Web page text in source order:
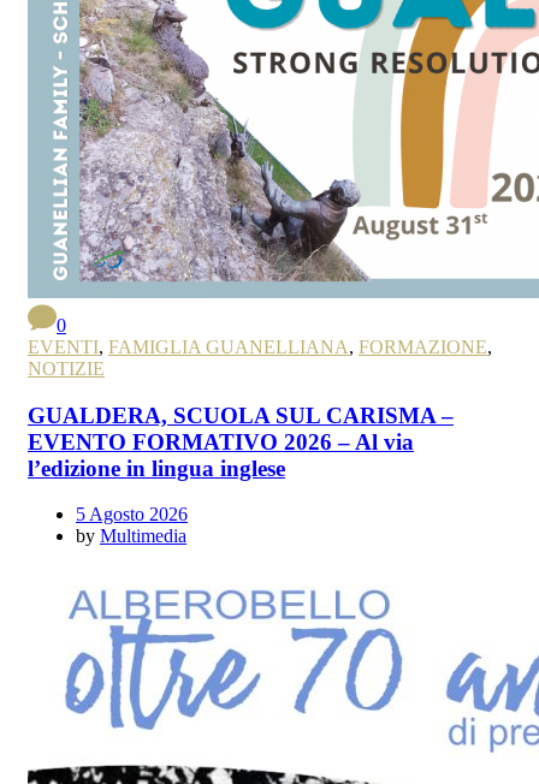
0
EVENTI, FAMIGLIA GUANELLIANA, FORMAZIONE,
NOTIZIE
GUALDERA, SCUOLA SUL CARISMA –
EVENTO FORMATIVO 2026 – Al via
l’edizione in lingua inglese
5 Agosto 2026
by Multimedia